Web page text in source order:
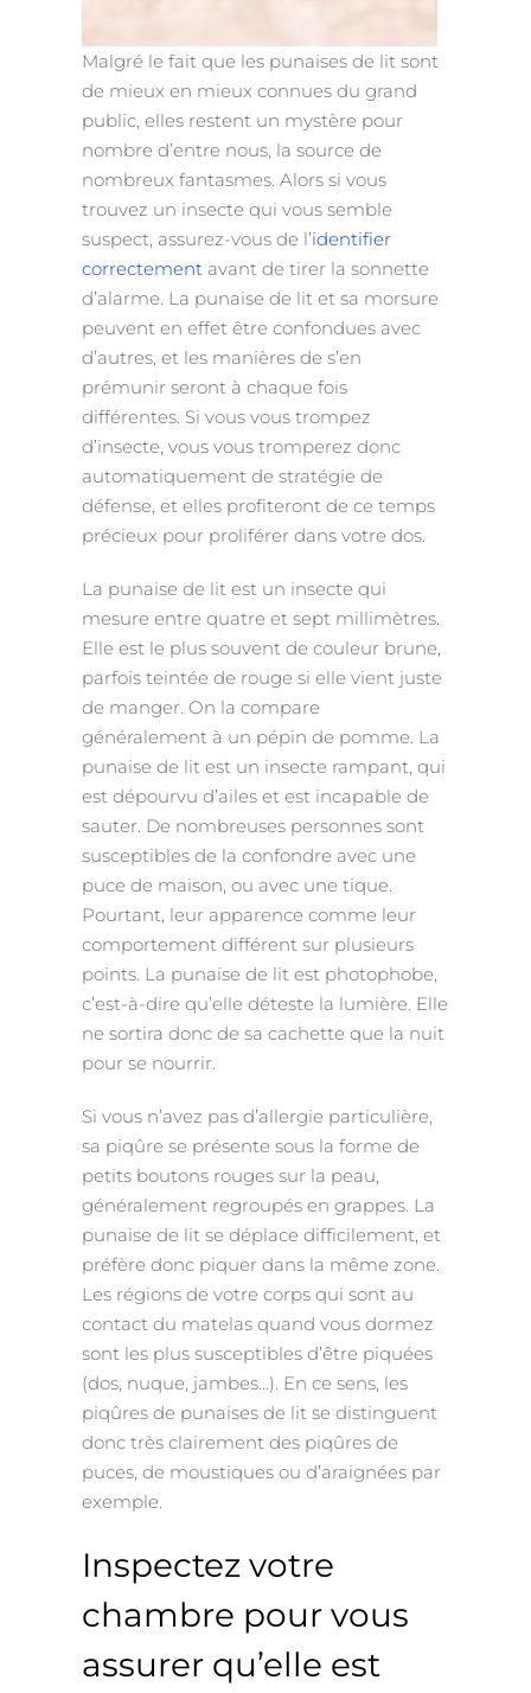
Malgré le fait que les punaises de lit sont
de mieux en mieux connues du grand
public, elles restent un mystère pour
nombre d’entre nous, la source de
nombreux fantasmes. Alors si vous
trouvez un insecte qui vous semble
suspect, assurez-vous de l’identifier
correctementavant de tirer la sonnette
d’alarme. La punaise de lit et sa morsure
peuvent en effet être confondues avec
d’autres, et les manières de s’en
prémunir seront à chaque fois
différentes. Si vous vous trompez
d’insecte, vous vous tromperez donc
automatiquement de stratégie de
défense, et elles profiteront de ce temps
précieux pour proliférer dans votre dos.
La punaise de lit est un insecte qui
mesure entre quatre et sept millimètres.
Elle est le plus souvent de couleur brune,
parfois teintée de rouge si elle vient juste
de manger. On la compare
généralement à un pépin de pomme. La
punaise de lit est un insecte rampant, qui
est dépourvu d’ailes et est incapable de
sauter. De nombreuses personnes sont
susceptibles de la confondre avec une
puce de maison, ou avec une tique.
Pourtant, leur apparence comme leur
comportement différent sur plusieurs
points. La punaise de lit est photophobe,
c’est-à-dire qu’elle déteste la lumière. Elle
ne sortira donc de sa cachette que la nuit
pour se nourrir.
Si vous n’avez pas d’allergie particulière,
sa piqûre se présente sous la forme de
petits boutons rouges sur la peau,
généralement regroupés en grappes. La
punaise de lit se déplace difficilement, et
préfère donc piquer dans la même zone.
Les régions de votre corps qui sont au
contact du matelas quand vous dormez
sont les plus susceptibles d’être piquées
(dos, nuque, jambes…). En ce sens, les
piqûres de punaises de lit se distinguent
donc très clairement des piqûres de
puces, de moustiques ou d’araignées par
exemple.
Inspectez votre
chambre pour vous
assurer qu’elle est